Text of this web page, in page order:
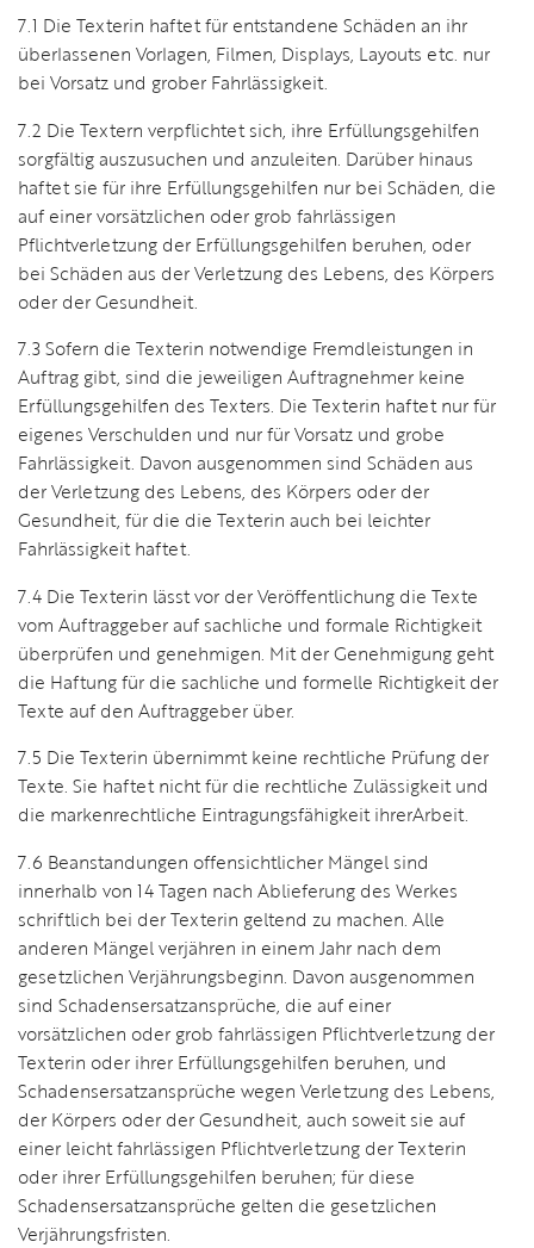
7.1 Die Texterin haftet für entstandene Schäden an ihr
überlassenen Vorlagen, Filmen, Displays, Layouts etc. nur
bei Vorsatz und grober Fahrlässigkeit.
7.2 Die Textern verpflichtet sich, ihre Erfüllungsgehilfen
sorgfältig auszusuchen und anzuleiten. Darüber hinaus
haftet sie für ihre Erfüllungsgehilfen nur bei Schäden, die
auf einer vorsätzlichen oder grob fahrlässigen
Pflichtverletzung der Erfüllungsgehilfen beruhen, oder
bei Schäden aus der Verletzung des Lebens, des Körpers
oder der Gesundheit.
7.3 Sofern die Texterin notwendige Fremdleistungen in
Auftrag gibt, sind die jeweiligen Auftragnehmer keine
Erfüllungsgehilfen des Texters. Die Texterin haftet nur für
eigenes Verschulden und nur für Vorsatz und grobe
Fahrlässigkeit. Davon ausgenommen sind Schäden aus
der Verletzung des Lebens, des Körpers oder der
Gesundheit, für die die Texterin auch bei leichter
Fahrlässigkeit haftet.
7.4 Die Texterin lässt vor der Veröffentlichung die Texte
vom Auftraggeber auf sachliche und formale Richtigkeit
überprüfen und genehmigen. Mit der Genehmigung geht
die Haftung für die sachliche und formelle Richtigkeit der
Texte auf den Auftraggeber über.
7.5 Die Texterin übernimmt keine rechtliche Prüfung der
Texte. Sie haftet nicht für die rechtliche Zulässigkeit und
die markenrechtliche Eintragungsfähigkeit ihrerArbeit.
7.6 Beanstandungen offensichtlicher Mängel sind
innerhalb von 14 Tagen nach Ablieferung des Werkes
schriftlich bei der Texterin geltend zu machen. Alle
anderen Mängel verjähren in einem Jahr nach dem
gesetzlichen Verjährungsbeginn. Davon ausgenommen
sind Schadensersatzansprüche, die auf einer
vorsätzlichen oder grob fahrlässigen Pflichtverletzung der
Texterin oder ihrer Erfüllungsgehilfen beruhen, und
Schadensersatzansprüche wegen Verletzung des Lebens,
der Körpers oder der Gesundheit, auch soweit sie auf
einer leicht fahrlässigen Pflichtverletzung der Texterin
oder ihrer Erfüllungsgehilfen beruhen; für diese
Schadensersatzansprüche gelten die gesetzlichen
Verjährungsfristen.